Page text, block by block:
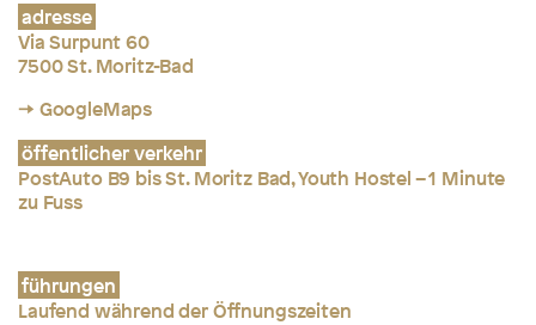
adresse
Via Surpunt 60
7500 St. Moritz-Bad
→ GoogleMaps
öffentlicher verkehr
PostAuto B9 bis St. Moritz Bad, Youth Hostel – 1 Minute
zu Fuss
führungen
Laufend während der Öffnungszeiten